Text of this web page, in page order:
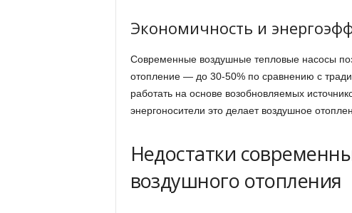
Экономичность и
Современные воздушные тепловые насосы
отопление — до 30-50% по сравнению с
работать на основе возобновляемых
энергоносители это делает воздушное
Недостатки
воздушного отопления